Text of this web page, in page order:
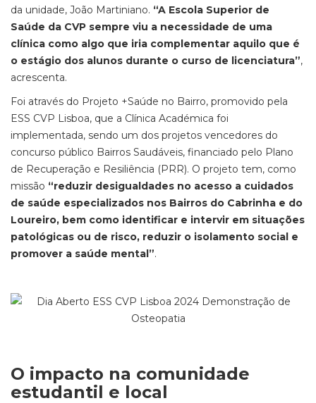
da unidade, João Martiniano. “A Escola Superior de
Saúde da CVP sempre viu a necessidade de uma
clínica como algo que iria complementar aquilo que é
o estágio dos alunos durante o curso de licenciatura”,
acrescenta.
Foi através do Projeto +Saúde no Bairro, promovido pela
ESS CVP Lisboa, que a Clínica Académica foi
implementada, sendo um dos projetos vencedores do
concurso público Bairros Saudáveis, financiado pelo Plano
de Recuperação e Resiliência (PRR). O projeto tem, como
missão “reduzir desigualdades no acesso a cuidados
de saúde especializados nos Bairros do Cabrinha e do
Loureiro, bem como identificar e intervir em situações
patológicas ou de risco, reduzir o isolamento social e
promover a saúde mental”.
O impacto na comunidade
estudantil e local